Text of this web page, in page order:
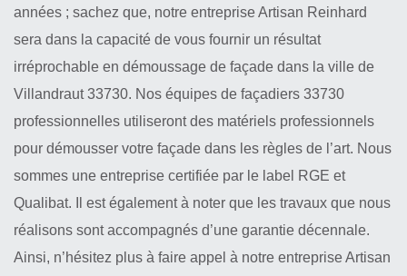
années ; sachez que, notre entreprise Artisan Reinhard
sera dans la capacité de vous fournir un résultat
irréprochable en démoussage de façade dans la ville de
Villandraut 33730. Nos équipes de façadiers 33730
professionnelles utiliseront des matériels professionnels
pour démousser votre façade dans les règles de l’art. Nous
sommes une entreprise certifiée par le label RGE et
Qualibat. Il est également à noter que les travaux que nous
réalisons sont accompagnés d’une garantie décennale.
Ainsi, n’hésitez plus à faire appel à notre entreprise Artisan